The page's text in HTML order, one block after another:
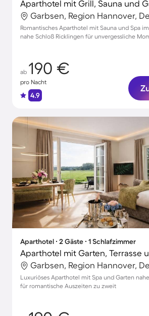
Garbsen, Region Hannover,
Romantisches Aparthotel mit Sauna und Spa
nahe Schloß Ricklingen für unvergessliche
ab 190 €
pro Nacht
4.9
Aparthotel ∙ 2 Gäste ∙ 1 Schlafzimmer
Garbsen, Region Hannover,
Luxuriöses Aparthotel mit Spa und Garten
für romantische Auszeiten zu zweit